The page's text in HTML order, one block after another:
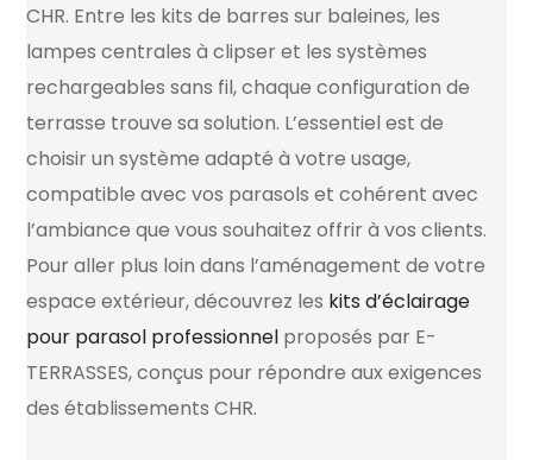
CHR. Entre les kits de barres sur baleines, les
lampes centrales à clipser et les systèmes
rechargeables sans fil, chaque configuration de
terrasse trouve sa solution. L’essentiel est de
choisir un système adapté à votre usage,
compatible avec vos parasols et cohérent avec
l’ambiance que vous souhaitez offrir à vos clients.
Pour aller plus loin dans l’aménagement de votre
espace extérieur, découvrez les kits d’éclairage
pour parasol professionnel proposés par E-
TERRASSES, conçus pour répondre aux exigences
des établissements CHR.